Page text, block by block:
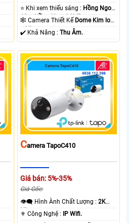
⭐ Khi xem thiếu sáng : Hồng Ngoại
10m Hồng Ngoại SMD.
🕸️ Camera Thiết Kế Dome Kim loại
+ Nhựa.
️✔️ Khả Năng :Thu Âm.
CAmera TapoC410
Giá bán: 5%-35%
Giá Gốc:
👁️‍🗨 Hình Ành Chất Lượng :2K
Lite .
⚜️ Công Nghệ : IP Wifi.